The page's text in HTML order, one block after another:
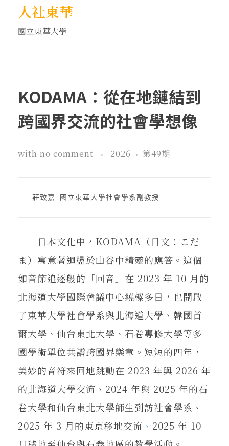
人社東華
國立東華大學
藝文空間
關鍵詞
書評書介
KODAMA：從在地鏈結到
跨國界交流的社會學想像
with no comment 2026 第49期
莊致嘉 國立東華大學社會學系副教授
日本文化中，KODAMA（日文：こだ
ま）寓意著迴盪於山谷中精靈的應答。這個
如音節追逐般的「回音」在 2023 年 10 月的
北海道大學國際會議中心繞樑多日，也開啟
了東華大學社會學系與北海道大學、韓國首
爾大學、仙台東北大學、石卷專修大學等多
國學術單位共譜跨國界樂章。短短的四年，
美妙的音符來回地跳動在 2023 年與 2026 年
的北海道大學交流、2024 年與 2025 年的石
卷大學和仙台東北大學師生到訪社會學系、
2025 年 3 月的東京移地交流 、 2025 年 10